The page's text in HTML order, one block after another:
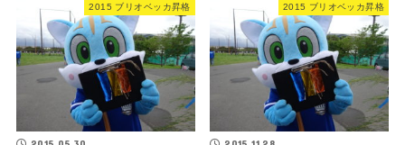
2015 ブリオベッカ昇格 2015 ブリオベッカ昇格